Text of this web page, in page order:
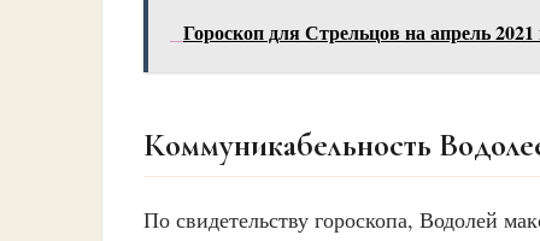
Гороскоп для Стрельцов на апрель 2021
Коммуникабельность
По свидетельству гороскопа, Водолей